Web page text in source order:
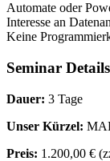
Automate oder
Interesse an
Keine
Seminar Details
Dauer: 3 Tage
Unser Kürzel:
Preis: 1.200,00 €